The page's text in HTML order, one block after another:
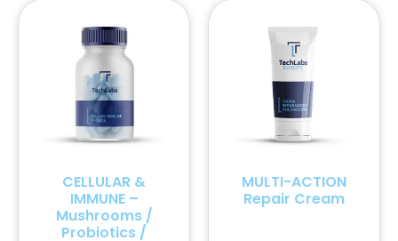
CELLULAR &
IMMUNE –
Mushrooms /
Probiotics /
MULTI-ACTION
Repair Cream